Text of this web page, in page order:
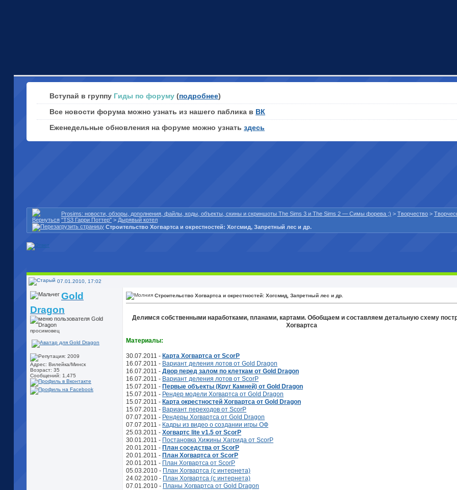
Вступай в группу Гиды по форуму (подробнее)
Все новости форума можно узнать из нашего паблика в ВК
Еженедельные обновления на форуме можно узнать здесь
Prosims: новости, обзоры, дополнения, файлы, коды, объекты, скины и скриншоты The Sims 3 и The Sims 2 — Симы форева ;) > Творчество >
"TS3 Гарри Поттер" > Дырявый котел
Строительство Хогвартса и окрестностей: Хогсмид, Запретный лес и др.
07.01.2010, 17:02
Gold
Dragon
просимовец
Адрес: Вилейка/Минск
Возраст: 35
Сообщений: 1,475
Строительство Хогвартса и окрестностей: Хогсмид, Запретный лес и др.
Делимся собственными наработками, планами, картами. Обобщаем и составляем детальную схему
Хогвартса
Материалы:
30.07.2011 - Карта Хогвартса от ScorP
16.07.2011 - Вариант деления лотов от Gold Dragon
16.07.2011 - Двор перед залом по клеткам от Gold Dragon
16.07.2011 - Вариант деления лотов от ScorP
15.07.2011 - Первые объекты (Круг Камней) от Gold Dragon
15.07.2011 - Рендер модели Хогвартса от Gold Dragon
15.07.2011 - Карта окрестностей Хогвартса от Gold Dragon
15.07.2011 - Вариант переходов от ScorP
07.07.2011 - Рендеры Хогвартса от Gold Dragon
07.07.2011 - Кадры из видео о создании игры ОФ
25.03.2011 - Хогвартс lite v1.5 от ScorP
30.01.2011 - Постановка Хижины Хагрида от ScorP
20.01.2011 - План соседства от ScorP
20.01.2011 - План Хогвартса от ScorP
20.01.2011 - План Хогвартса от ScorP
05.03.2010 - План Хогвартса (с интернета)
24.02.2010 - План Хогвартса (с интернета)
07.01.2010 - Планы Хогвартса от Gold Dragon